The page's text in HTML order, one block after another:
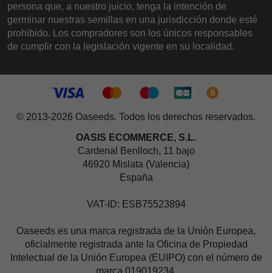
persona que, a nuestro juicio, tenga la intención de
germinar nuestras semillas en una jurisdicción donde esté
prohibido. Los compradores son los únicos responsables
de cumplir con la legislación vigente en su localidad.
© 2013-2026 Oaseeds. Todos los derechos reservados.
OASIS ECOMMERCE, S.L.
Cardenal Benlloch, 11 bajo
46920 Mislata (Valencia)
España
VAT-ID: ESB75523894
Oaseeds es una marca registrada de la Unión Europea,
oficialmente registrada ante la Oficina de Propiedad
Intelectual de la Unión Europea (EUIPO) con el número de